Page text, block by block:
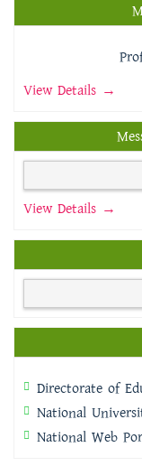
View Details →
View Details →
Directorate of
National
National Web